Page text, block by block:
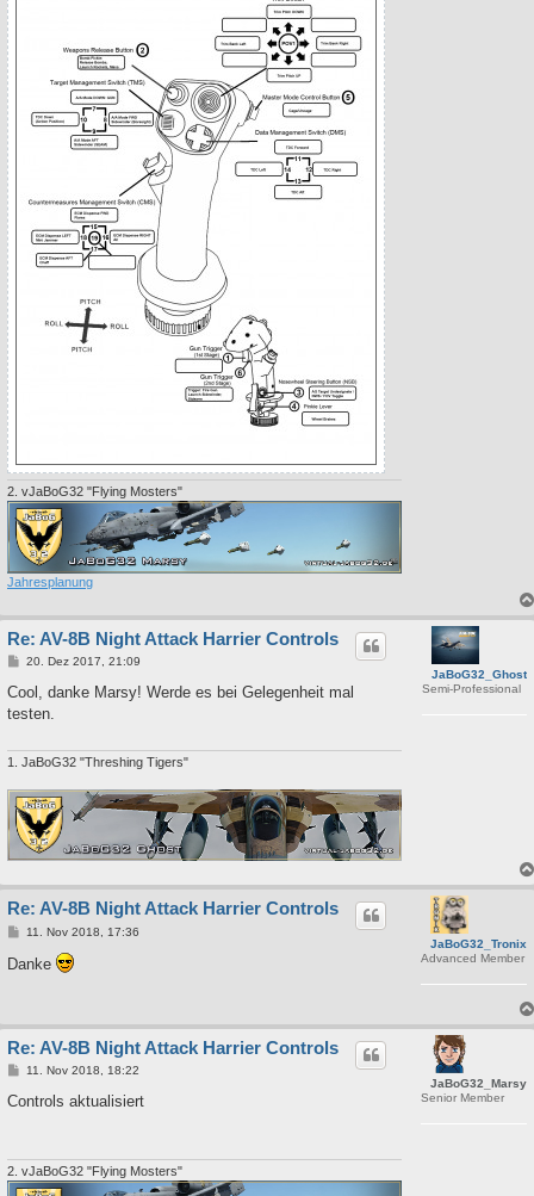
2. vJaBoG32 "Flying Mosters"
Jahresplanung
JaBoG32_Ghost
Semi-Professional
Re: AV-8B Night Attack Harrier Controls
B
i
r
20. Dez 2017, 21:09
Cool, danke Marsy! Werde es bei Gelegenheit mal
testen.
1. JaBoG32 "Threshing Tigers"
JaBoG32_Tronix
Advanced Member
Re: AV-8B Night Attack Harrier Controls
B
i
t
11. Nov 2018, 17:36
Danke
JaBoG32_Marsy
Senior Member
Re: AV-8B Night Attack Harrier Controls
B
i
11. Nov 2018, 18:22
Controls aktualisiert
2. vJaBoG32 "Flying Mosters"